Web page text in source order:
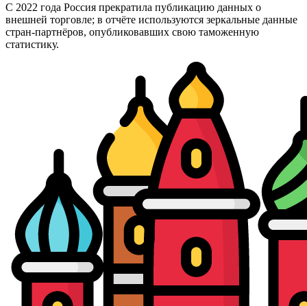
С 2022 года Россия прекратила публикацию данных о
внешней торговле; в отчёте используются зеркальные данные
стран-партнёров, опубликовавших свою таможенную
статистику.